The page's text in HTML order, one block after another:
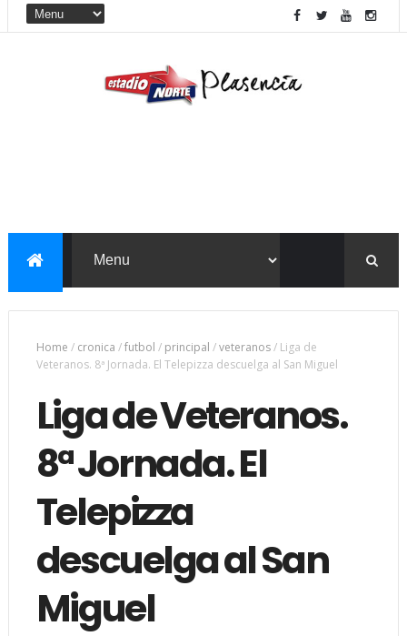
Home / cronica /futbol / principal /veteranos/ Liga de
Veteranos. 8ª Jornada. El Telepizza descuelga al San Miguel
Liga de Veteranos.
8ª Jornada. El
Telepizza
descuelga al San
Miguel